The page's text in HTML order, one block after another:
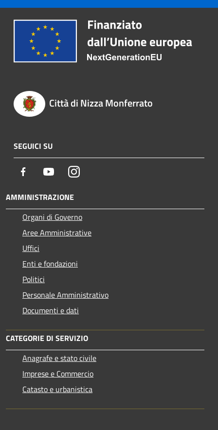
Città di Nizza Monferrato
SEGUICI SU
Facebook YoutubeInstagram
AMMINISTRAZIONE
Organi di Governo
Aree Amministrative
Uffici
Enti e fondazioni
Politici
Personale Amministrativo
Documenti e dati
CATEGORIE DI SERVIZIO
Anagrafe e stato civile
Imprese e Commercio
Catasto e urbanistica